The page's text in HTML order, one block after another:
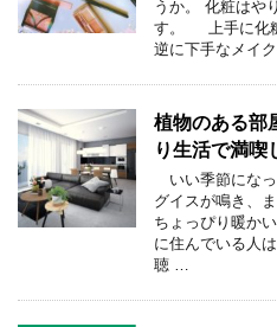
うか。 化粧はや
す。 上手に化粧
逆に下手なメイ
植物のある部
り生活で満喫
いい季節になっ
グイスが鳴き、
ちょっぴり暖か
に住んでいる人
聴 …